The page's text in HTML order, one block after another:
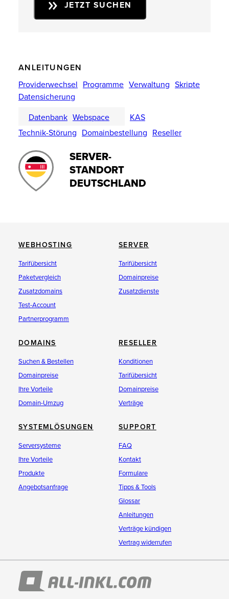
JETZT SUCHEN
ANLEITUNGEN
Providerwechsel Programme Verwaltung Skripte
Datensicherung
Datenbank Webspace
KAS
Technik-Störung Domainbestellung Reseller
SERVER-
STANDORT
DEUTSCHLAND
WEBHOSTING
Tarifübersicht
Paketvergleich
Zusatzdomains
Test-Account
Partnerprogramm
SERVER
Tarifübersicht
Domainpreise
Zusatzdienste
DOMAINS
Suchen & Bestellen
Domainpreise
Ihre Vorteile
Domain-Umzug
RESELLER
Konditionen
Tarifübersicht
Domainpreise
Verträge
SYSTEMLÖSUNGEN
Serversysteme
Ihre Vorteile
Produkte
Angebotsanfrage
SUPPORT
FAQ
Kontakt
Formulare
Tipps & Tools
Glossar
Anleitungen
Verträge kündigen
Vertrag widerrufen